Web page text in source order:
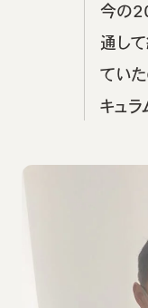
今の
通し
てい
キュラ